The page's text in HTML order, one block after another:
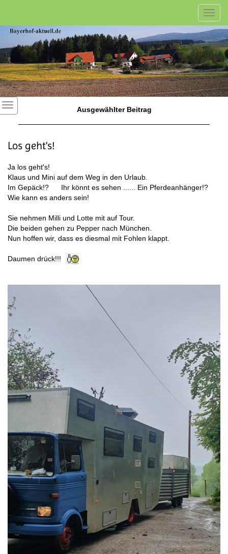
Ausgewählter Beitrag
Los geht's!
Ja los geht's!
Klaus und Mini auf dem Weg in den Urlaub.
Im Gepäck!? Ihr könnt es sehen ...... Ein Pferdeanhänger!?
Wie kann es anders sein!
Sie nehmen Milli und Lotte mit auf Tour.
Die beiden gehen zu Pepper nach München.
Nun hoffen wir, dass es diesmal mit Fohlen klappt.
Daumen drück!!!